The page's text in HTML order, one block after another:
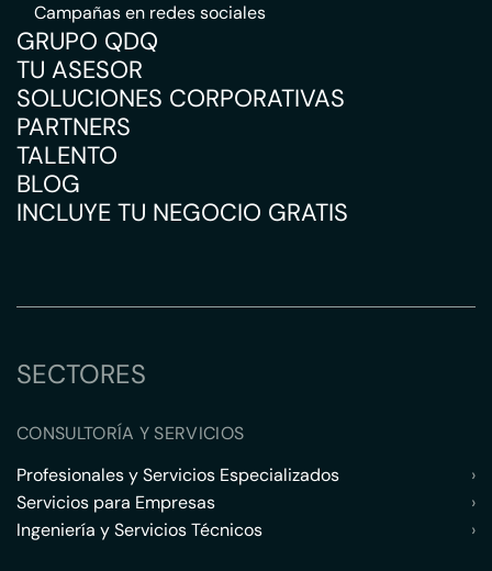
Campañas en redes sociales
GRUPO QDQ
TU ASESOR
SOLUCIONES CORPORATIVAS
PARTNERS
TALENTO
BLOG
INCLUYE TU NEGOCIO GRATIS
SECTORES
CONSULTORÍA Y SERVICIOS
Profesionales y Servicios Especializados
›
Servicios para Empresas
›
Ingeniería y Servicios Técnicos
›